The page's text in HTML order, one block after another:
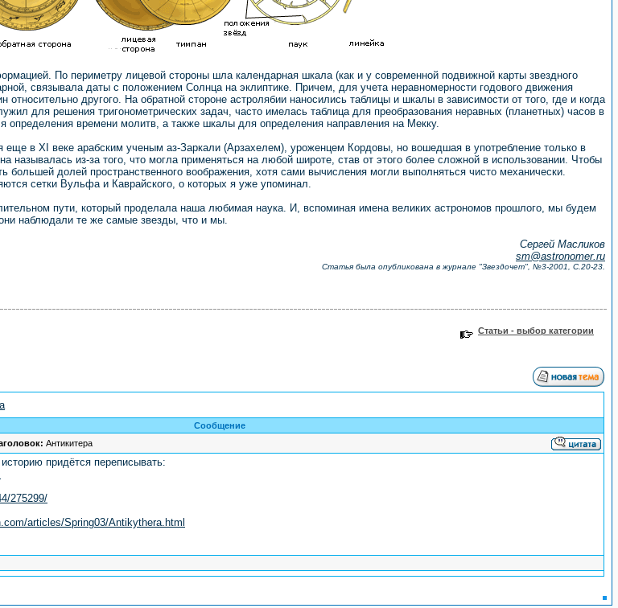
По периметру лицевой стороны шла календарная шкала (как и у современной подвижной карты звездного
связывала даты с положением Солнца на эклиптике. Причем, для учета неравномерности годового движения
другого. На обратной стороне астролябии наносились таблицы и шкалы в зависимости от того, где и когда
для решения тригонометрических задач, часто имелась таблица для преобразования неравных (планетных) часов в
определения времени молитв, а также шкалы для определения направления на Мекку.
еще в ХI веке арабским ученым аз-Заркали (Арзахелем), уроженцем Кордовы, но вошедшая в употребление только в
называлась из-за того, что могла применяться на любой широте, став от этого более сложной в использовании. Чтобы
долей пространственного воображения, хотя сами вычисления могли выполняться чисто механически.
сетки Вульфа и Каврайского, о которых я уже упоминал.
пути, который проделала наша любимая наука. И, вспоминая имена великих астрономов прошлого, мы будем
наблюдали те же самые звезды, что и мы.
Сергей Масликов
sm@astronomer.ru
Статья была опубликована в журнале "Звездочет", №3-2001, С.20-23.
Статьи - выбор категории
Сообщение
Антикитера
придётся переписывать:
275299/
articles/Spring03/Antikythera.html